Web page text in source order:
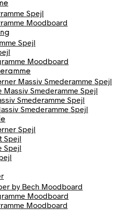
Spejl
Moodboard
Spejl
Moodboard
Massiv Smederamme Spejl
Massiv Smederamme Spejl
Smederamme Spejl
Smederamme Spejl
Spejl
Spejl
Spejl
by Bech Moodboard
Moodboard
Moodboard